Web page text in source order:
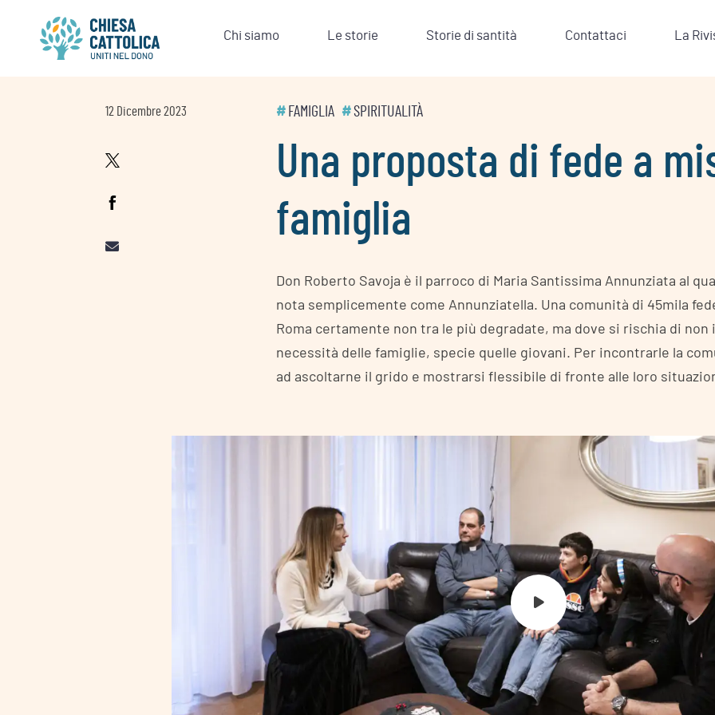
Chi siamo Le storie Storie di santità Contattaci La
12 Dicembre 2023 # FAMIGLIA #SPIRITUALITÀ
Una proposta di fede a
famiglia
Don Roberto Savoja è il parroco di Maria Santissima Annunziata al
nota semplicemente come Annunziatella. Una comunità di 45mila
Roma certamente non tra le più degradate, ma dove si rischia di
necessità delle famiglie, specie quelle giovani. Per incontrarle la
ad ascoltarne il grido e mostrarsi flessibile di fronte alle loro